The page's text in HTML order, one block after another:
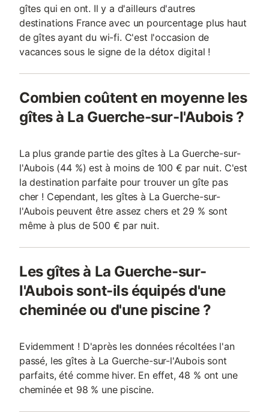
gîtes qui en ont. Il y a d'ailleurs d'autres
destinations France avec un pourcentage plus haut
de gîtes ayant du wi-fi. C'est l'occasion de
vacances sous le signe de la détox digital !
Combien coûtent en moyenne les
gîtes à La Guerche-sur-l'Aubois ?
La plus grande partie des gîtes à La Guerche-sur-
l'Aubois (44 %) est à moins de 100 € par nuit. C'est
la destination parfaite pour trouver un gîte pas
cher ! Cependant, les gîtes à La Guerche-sur-
l'Aubois peuvent être assez chers et 29 % sont
même à plus de 500 € par nuit.
Les gîtes à La Guerche-sur-
l'Aubois sont-ils équipés d'une
cheminée ou d'une piscine ?
Evidemment ! D'après les données récoltées l'an
passé, les gîtes à La Guerche-sur-l'Aubois sont
parfaits, été comme hiver. En effet, 48 % ont une
cheminée et 98 % une piscine.